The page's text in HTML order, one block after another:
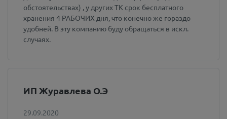
обстоятельствах) , у других ТК срок бесплатного
хранения 4 РАБОЧИХ дня, что конечно же гораздо
удобней. В эту компанию буду обращаться в искл.
случаях.
ИП Журавлева О.Э
29.09.2020